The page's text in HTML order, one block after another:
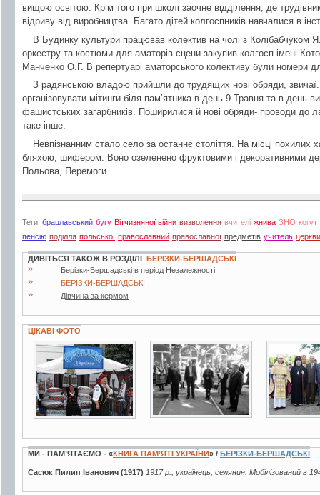
вищою освітою. Крім того при школі заочне відділення, де
відриву від виробництва. Багато дітей колгоспників навчалися в
В Будинку культури працював колектив на чолі з Колібабчуком
оркестру та костюми для аматорів сцени закупив колгосп імені
Манченко О.Г. В репертуарі аматорського колективу були номери
З радянською владою прийшли до трудящих нові обряди,
організовувати мітинги біля пам’ятника в день 9 Травня та в день
фашистських загарбників. Поширилися й нові обряди- проводи до
таке інше.
Невпізнанним стало село за останнє століття. На місці похилих
бляхою, шифером. Воно озеленено фруктовими і декоративними
Польова, Перемоги.
Теги: брацлавський бугу Вітчизняної війни визволення вчителі жнива ЗНО когут
пенсію поділля польської православний православної предметів учитель церкви
ДИВІТЬСЯ ТАКОЖ В РОЗДІЛІ БЕРІЗКИ-БЕРШАДСЬКІ
» Берізки-Бершадські в період Незалежності
» БЕРІЗКИ-БЕРШАДСЬКІ
» Дівчина за кермом
ЦІКАВІ ФОТО
1 фото 6 фото 3 фото
МИ - ПАМ’ЯТАЄМО - «КНИГА ПАМ’ЯТІ УКРАЇНИ» / БЕРІЗКИ-БЕРШАДСЬКІ
Сасюк Пилип Іванович (1917) 1917 р., українець, селянин. Мобілізований в